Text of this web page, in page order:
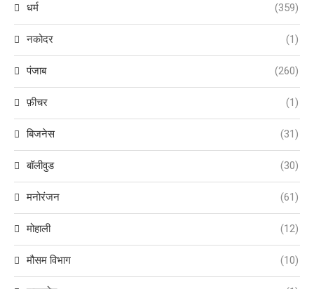
धर्म (359)
नकोदर (1)
पंजाब (260)
फ़ीचर (1)
बिजनेस (31)
बॉलीवुड (30)
मनोरंजन (61)
मोहाली (12)
मौसम विभाग (10)